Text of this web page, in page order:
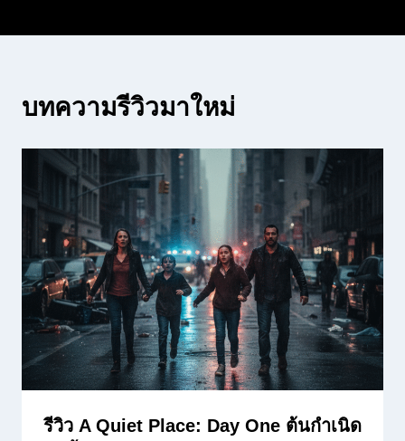
บทความรีวิวมาใหม่
รีวิว A Quiet Place: Day One ต้นกำเนิด